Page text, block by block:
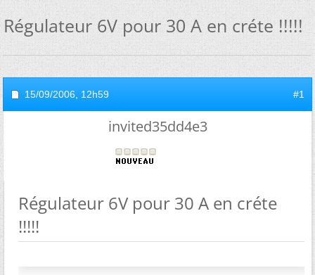
Régulateur 6V pour 30 A en créte !!!!!
15/09/2006, 12h59 #1
invited35dd4e3
Régulateur 6V pour 30 A en créte
!!!!!